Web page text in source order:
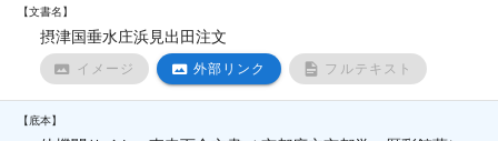
【文書名】
摂津国垂水庄浜見出田注文
イメージ 外部リンク フルテキスト
【底本】